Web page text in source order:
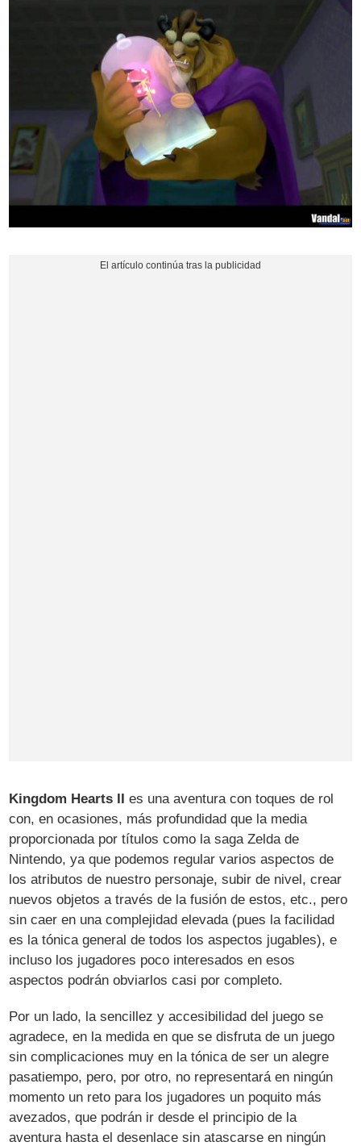
Kingdom Hearts II es una aventura con toques de rol
con, en ocasiones, más profundidad que la media
proporcionada por títulos como la saga Zelda de
Nintendo, ya que podemos regular varios aspectos de
los atributos de nuestro personaje, subir de nivel, crear
nuevos objetos a través de la fusión de estos, etc., pero
sin caer en una complejidad elevada (pues la facilidad
es la tónica general de todos los aspectos jugables), e
incluso los jugadores poco interesados en esos
aspectos podrán obviarlos casi por completo.
Por un lado, la sencillez y accesibilidad del juego se
agradece, en la medida en que se disfruta de un juego
sin complicaciones muy en la tónica de ser un alegre
pasatiempo, pero, por otro, no representará en ningún
momento un reto para los jugadores un poquito más
avezados, que podrán ir desde el principio de la
aventura hasta el desenlace sin atascarse en ningún